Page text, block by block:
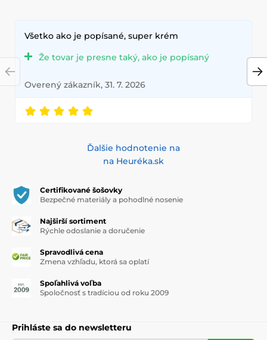
Všetko ako je popísané, super krém
Že tovar je presne taký, ako je popísaný
Overený zákazník, 31. 7. 2026
Ďalšie hodnotenie na
na Heuréka.sk
Certifikované šošovky
Bezpečné materiály a pohodlné nosenie
Najširší sortiment
Rýchle odoslanie a doručenie
Spravodlivá cena
Zmena vzhľadu, ktorá sa oplatí
Spoľahlivá voľba
Spoločnosť s tradíciou od roku 2009
Prihláste sa do newsletteru